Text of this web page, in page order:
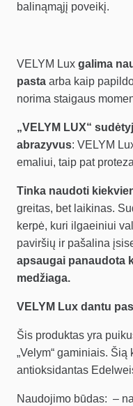
balinąmąjį poveikį.
VELYM Lux galima
pasta arba kaip
norima staigaus
„VELYM LUX“
abrazyvus: VELYM
emaliui, taip pat
Tinka naudoti
greitas, bet laikinas.
kerpė, kuri ilgaeiniui
paviršių ir pašalina
apsaugai panaudota
medžiaga.
VELYM Lux dantu
Šis produktas yra
„Velym“ gaminiais.
antioksidantas
Naudojimo būdas: –